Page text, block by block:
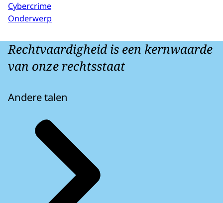
Cybercrime
Onderwerp
Rechtvaardigheid is een kernwaarde
van onze rechtsstaat
Andere talen